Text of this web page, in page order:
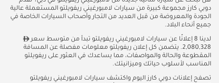
دوبي كارز مجموعة كبيرة من سيارات لامبورغيني ريفويلتو المستعملة عالية
الجودة والمعروضة من قبل العديد من التجار وأصحاب السيارات الخاصة في
جميع أنحاء البلاد.
لدينا 8 إعلانًا عن سيارات لامبورغيني ريفويلتو تبدأ من متوسط سعر
2,080,328. يتضمن كل إعلان ريفويلتو معلومات مفصلة عن المسافة
المقطوعة والحالة والمواصفات، مما يساعدك في العثور على ريفويلتو
المناسب لأسلوب حياتك وميزانيتك.
تصفح إعلانات دوبي كارز اليوم واكتشف سيارات لامبورغيني ريفويلتو